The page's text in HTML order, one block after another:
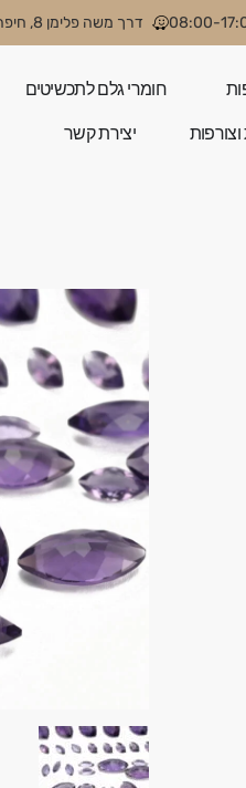
דרך משה פלימן 8, חיפה (קניון קסטרא)
חומרי גלם לתכשיטים
יצירת קשר